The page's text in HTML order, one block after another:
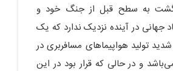
به سطح قبل از جنگ خود و
جهانی در آینده نزدیک ندارد که یک
تولید هواپیماهای مسافربری در
و در حالی که قرار بود در این